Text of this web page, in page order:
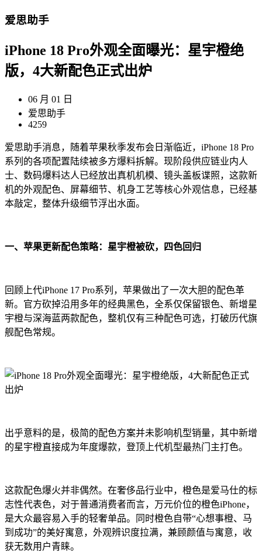
爱思助手
iPhone 18 Pro外观全面曝光：星宇橙绝
版，4大新配色正式出炉
06 月 01 日
爱思助手
4259
爱思助手消息，随着苹果秋季发布会日渐临近，iPhone 18 Pro
系列的各项配置陆续被多方爆料拆解。现阶段供应链业内人
士、数码爆料达人已经放出真机机模、镜头盖板谍照，这款新
机的外观配色、屏幕细节、机身工艺等核心外观信息，已经基
本敲定，整体升级细节浮出水面。
一、苹果更新配色策略：星宇橙被砍，四色回归
回顾上代iPhone 17 Pro系列，苹果做出了一次大胆的配色革
新。官方砍掉沿用多年的经典黑色，全系仅保留银色、新增星
宇橙与深海蓝两款配色，整机仅有三种配色可选，打破历代旗
舰配色常规。
出乎意料的是，极简的配色方案并未影响机型销量，其中新增
的星宇橙直接成为年度爆款，登顶上代机型最热门主打色。
这款配色爆火并非偶然。在奢侈品行业中，橙色是爱马仕的标
志性代表色，对于普通消费者而言，万元价位的橙色iPhone，
是大众最容易入手的轻奢单品。同时橙色自带“心想事橙、马
到成功”的美好寓意，外观辨识度拉满，兼顾颜值与寓意，收
获无数用户青睐。